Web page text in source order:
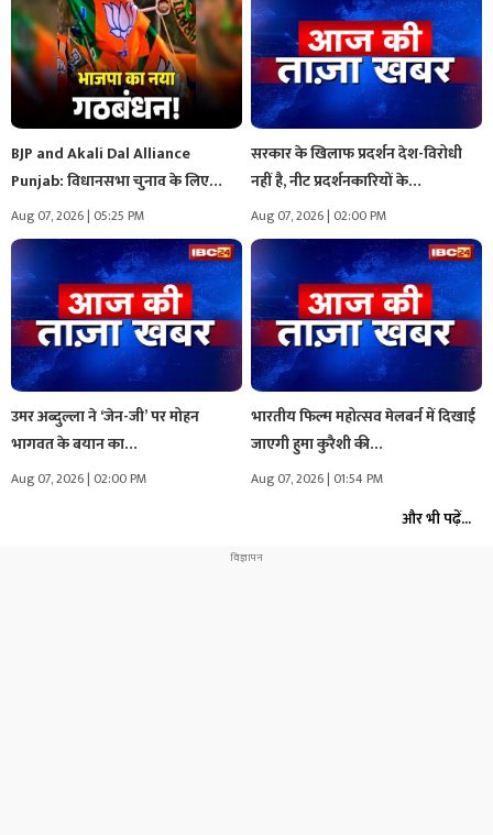
BJP and Akali Dal Alliance
Punjab: विधानसभा चुनाव के लिए…
Aug 07, 2026 | 05:25 PM
सरकार के खिलाफ प्रदर्शन देश-विरोधी
नहीं है, नीट प्रदर्शनकारियों के…
Aug 07, 2026 | 02:00 PM
उमर अब्दुल्ला ने ‘जेन-जी’ पर मोहन
भागवत के बयान का…
Aug 07, 2026 | 02:00 PM
भारतीय फिल्म महोत्सव मेलबर्न में दिखाई
जाएगी हुमा कुरैशी की…
Aug 07, 2026 | 01:54 PM
और भी पढ़ें...